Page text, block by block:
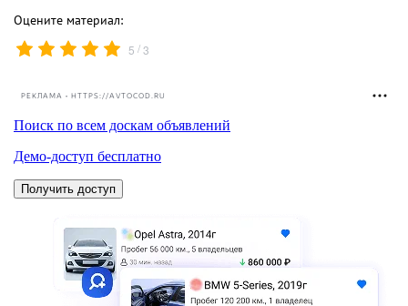
Оцените материал:
5 /3
РЕКЛАМА • HTTPS://AVTOCOD.RU